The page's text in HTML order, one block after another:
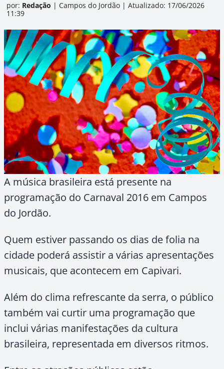
por: Redação | Campos do Jordão | Atualizado: 17/06/2026
11:39
A música brasileira está presente na
programação do Carnaval 2016 em Campos
do Jordão.
Quem estiver passando os dias de folia na
cidade poderá assistir a várias apresentações
musicais, que acontecem em Capivari.
Além do clima refrescante da serra, o público
também vai curtir uma programação que
inclui várias manifestações da cultura
brasileira, representada em diversos ritmos.